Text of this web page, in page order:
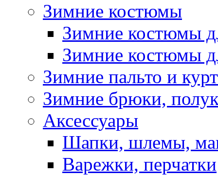
Зимние костюмы
Зимние костюмы
Зимние костюмы
Зимние пальто и
Зимние брюки,
Аксессуары
Шапки, шлемы,
Варежки, перчатки